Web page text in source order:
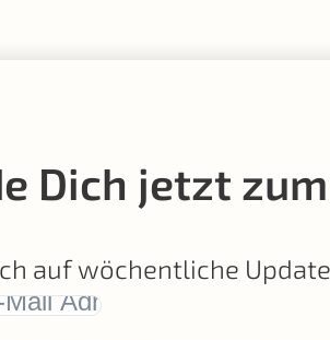
Dich jetzt
auf wöchentliche